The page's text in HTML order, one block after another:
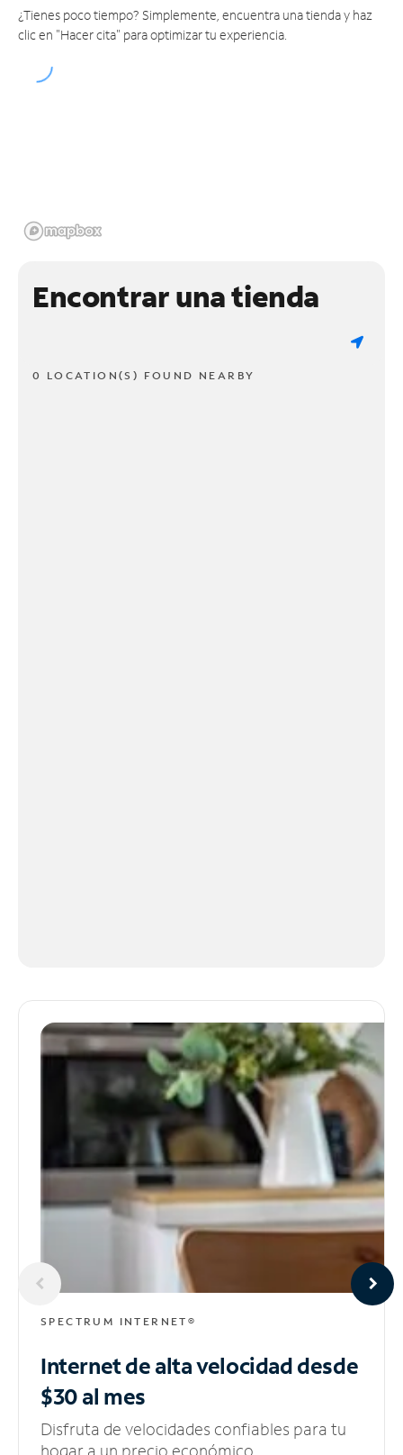
¿Tienes poco tiempo? Simplemente, encuentra una tienda y haz
clic en "Hacer cita" para optimizar tu experiencia.
Encontrar una tienda
0 LOCATION(S) FOUND NEARBY
SPECTRUM INTERNET®
Internet de alta velocidaddesde
$30 al mes
Disfruta de velocidades confiables para tu
hogar a un precio económico.